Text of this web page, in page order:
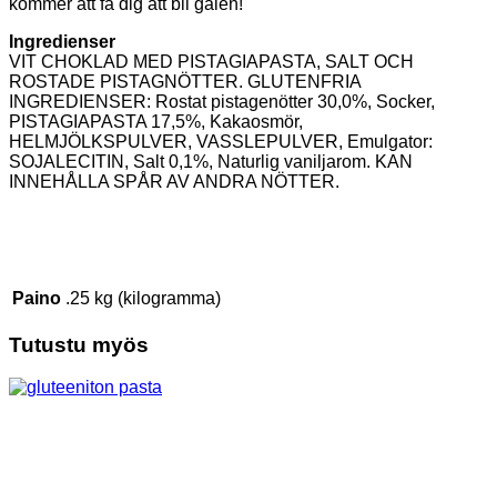
Ingredienser
VIT CHOKLAD MED PISTAGIAPASTA, SALT OCH
ROSTADE PISTAGNÖTTER. GLUTENFRIA
INGREDIENSER: Rostat pistagenötter 30,0%, Socker,
PISTAGIAPASTA 17,5%, Kakaosmör,
HELMJÖLKSPULVER, VASSLEPULVER, Emulgator:
SOJALECITIN, Salt 0,1%, Naturlig vaniljarom. KAN
INNEHÅLLA SPÅR AV ANDRA NÖTTER.
Paino .25 kg (kilogramma)
Tutustu myös